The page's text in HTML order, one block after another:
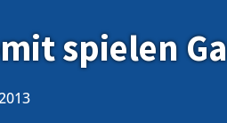
spielen